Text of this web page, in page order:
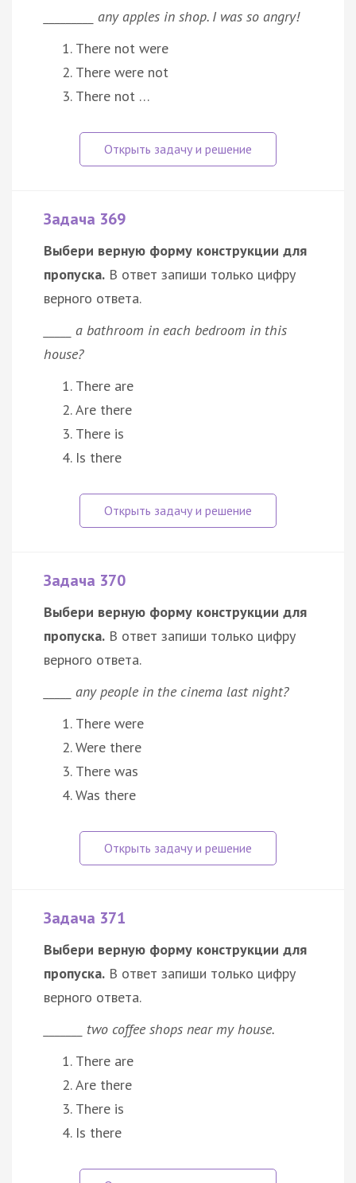
_________ any apples in shop. I was so angry!
There not were
There were not
There not …
Задача 369
Выбери верную форму конструкции для
пропуска. В ответ запиши только цифру
верного ответа.
_____ a bathroom in each bedroom in this
house?
There are
Are there
There is
Is there
Задача 370
Выбери верную форму конструкции для
пропуска. В ответ запиши только цифру
верного ответа.
_____ any people in the cinema last night?
There were
Were there
There was
Was there
Задача 371
Выбери верную форму конструкции для
пропуска. В ответ запиши только цифру
верного ответа.
_______ two coffee shops near my house.
There are
Are there
There is
Is there